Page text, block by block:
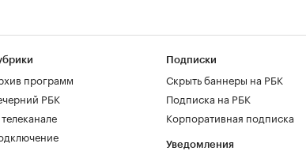
программ
РБК
Подписки
Скрыть баннеры на РБК
Подписка на РБК
Корпоративная подписка
Уведомления